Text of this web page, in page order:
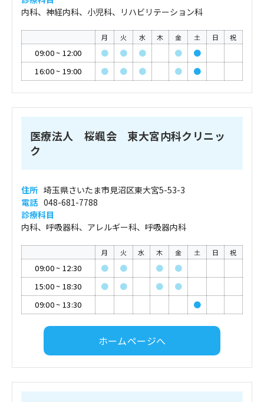
内科、神経内科、小児科、リハビリテーション科
月 火 水 木 金 土 日 祝
09:00~ 12:00 ● ● ● ●
●
16:00~ 19:00 ● ● ● ● ●
医療法人 桜颯会 東大宮内科クリニッ
ク
住所 埼玉県さいたま市見沼区東大宮5-53-3
電話 048-681-7788
診療科目
内科、呼吸器科、アレルギー科、呼吸器内科
月 火 水 木 金 土 日 祝
09:00~ 12:30 ● ● ●
●
15:00~ 18:30 ● ● ●
●
09:00~ 13:30 ●
ホームページへ